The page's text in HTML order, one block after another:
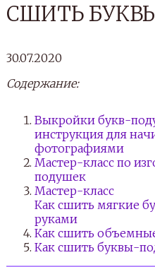
СШИТЬ
30.07.2020
Содержание:
Выкройки букв-
инструкция для
фотографиями
Мастер-класс по
подушек
Мастер-класс
Как сшить мягкие
руками
Как сшить
Как сшить буквы-